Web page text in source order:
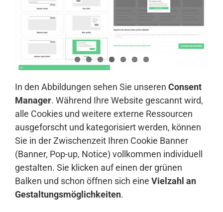
In den Abbildungen sehen Sie unseren Consent
Manager. Während Ihre Website gescannt wird,
alle Cookies und weitere externe Ressourcen
ausgeforscht und kategorisiert werden, können
Sie in der Zwischenzeit Ihren Cookie Banner
(Banner, Pop-up, Notice) vollkommen individuell
gestalten. Sie klicken auf einen der grünen
Balken und schon öffnen sich eine Vielzahl an
Gestaltungsmöglichkeiten.